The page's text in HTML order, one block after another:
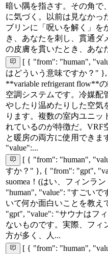
暗い隅を指さす。その角で
に気づく。以前は見なかっ
ブリンに「呪いを解く」を
き、あなたを刺し、貫通ダ
の皮膚を貫いたとき、あな
[ { "from": "human",
はどういう意味ですか？"
**variable refrigerant flow**
空調システムです。冷媒配
やしたり温めたりした空気
ります。複数の室内ユニッ
れているのが特徴だ。VRF
と暖房の両方に使用できま
"value":...
[ { "from": "human",
すか？" }, { "from": "gpt",
suomea！(はい、フィンラ
"human", "value": "すごい
いて何か面白いことを教
"gpt", "value": "サウナはフ
ないものです。実際、フィ
方が多く、人...
[ { "from": "human",